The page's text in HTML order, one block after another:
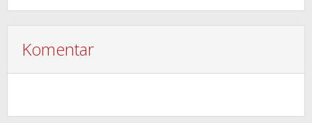
Komentar